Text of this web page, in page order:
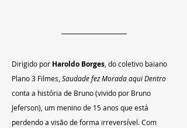
Dirigido por Haroldo Borges, do coletivo baiano
Plano 3 Filmes, Saudade fez Morada aqui Dentro
conta a história de Bruno (vivido por Bruno
Jeferson), um menino de 15 anos que está
perdendo a visão de forma irreversível. Com